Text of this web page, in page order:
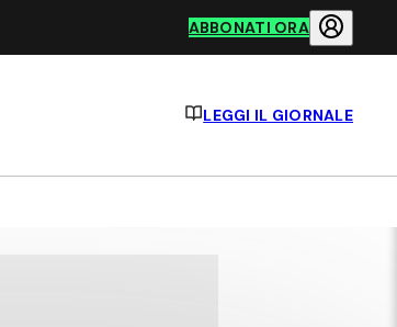
ABBONATI ORA
LEGGI IL GIORNALE